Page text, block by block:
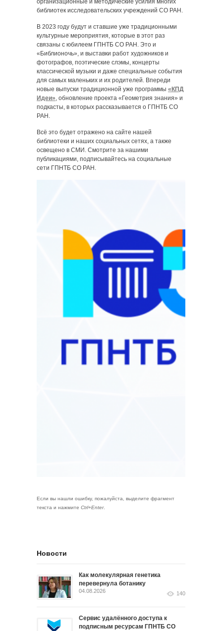
организационные и методические усилия многих
библиотек исследовательских учреждений СО РАН.
В 2023 году будут и ставшие уже традиционными
культурные мероприятия, которые в этот раз
связаны с юбилеем ГПНТБ СО РАН. Это и
«Библионочь», и выставки работ художников и
фотографов, поэтические слэмы, концерты
классической музыки и даже специальные события
для самых маленьких и их родителей. Впереди
новые выпуски традиционной уже программы «КПД
Идеи», обновление проекта «Геометрия знания» и
подкасты, в которых рассказывается о ГПНТБ СО
РАН.
Всё это будет отражено на сайте нашей
библиотеки и наших социальных сетях, а также
освещено в СМИ. Смотрите за нашими
публикациями, подписывайтесь на социальные
сети ГПНТБ СО РАН.
Если вы нашли ошибку, пожалуйста, выделите фрагмент
текста и нажмите Ctrl+Enter.
Новости
Как молекулярная генетика
перевернула ботанику
04.08.2026 140
Сервис удалённого доступа к
подписным ресурсам ГПНТБ СО